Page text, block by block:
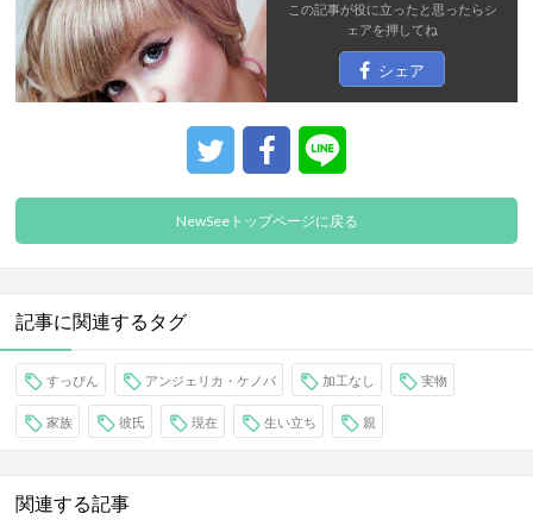
この記事が役に立ったと思ったらシ
ェアを押してね
シェア
NewSeeトップページに戻る
記事に関連するタグ
すっぴん アンジェリカ・ケノバ 加工なし 実物
家族 彼氏 現在 生い立ち 親
関連する記事